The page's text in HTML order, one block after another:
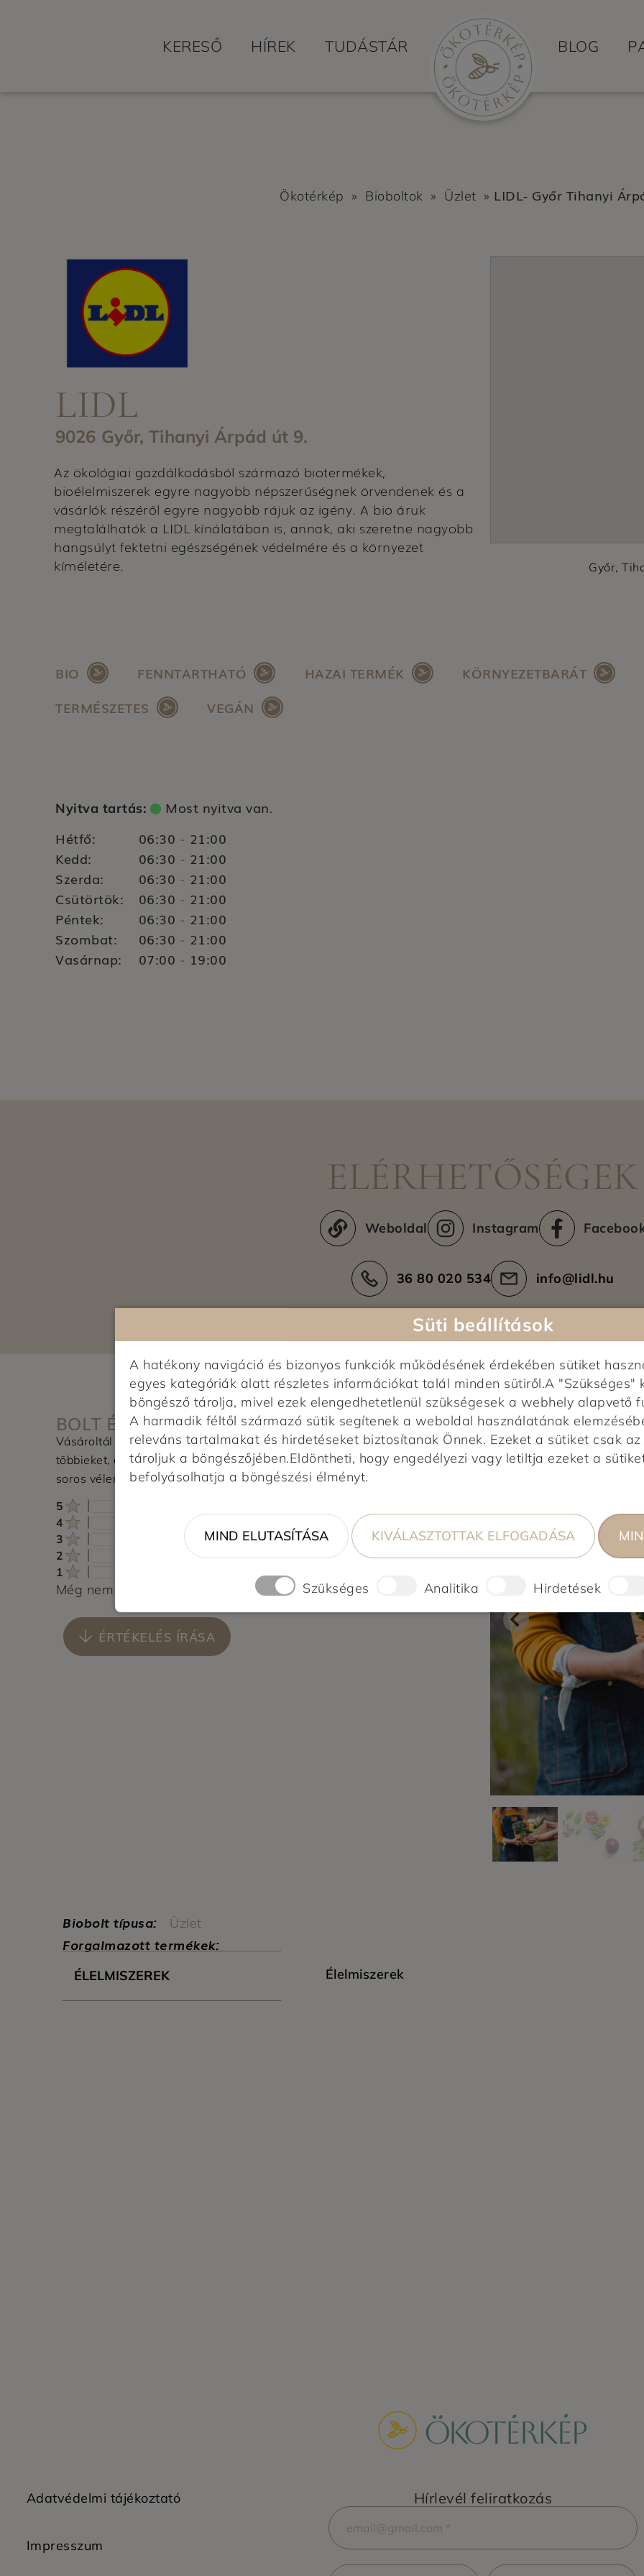
KERESŐ HÍREK TUDÁSTÁR BLOG
Ökotérkép » Bioboltok » Üzlet » LIDL- Győr Tihanyi
LIDL
9026 Győr, Tihanyi Árpád út 9.
Az ökológiai gazdálkodásból származó biotermékek,
bioélelmiszerek egyre nagyobb népszerűségnek örvendenek és a
vásárlók részéről egyre nagyobb rájuk az igény. A bio áruk
megtalálhatók a LIDL kínálatában is, annak, aki szeretne nagyobb
hangsúlyt fektetni egészségének védelmére és a környezet
kíméletére.
Győr,
BIO FENNTARTHATÓ HAZAI TERMÉK
KÖRNYEZETBARÁT
TERMÉSZETES
VEGÁN
Nyitva tartás: Most nyitva van.
Hétfő: 06:30 - 21:00
Kedd:
06:30 - 21:00
Szerda:
06:30 - 21:00
Csütörtök:
06:30 - 21:00
Péntek:
06:30 - 21:00
Szombat:
06:30 - 21:00
Vasárnap:
07:00 - 19:00
ELÉRHETŐSÉGEK
Weboldal Instagram
36 80 020 534 info@lidl.hu
BOLT ÉRTÉKELÉSE
Vásároltál az üzletben? Segítsd a
többieket, értékeld a boltot és írj pár
soros véleményt.
0,0
0 vélemény alapján
5
4
3
0%
2
0%
1
Még nem érkezett értékelés. Légy Te az első!
ÉRTÉKELÉS ÍRÁSA
Képek feltöltés alatt...
Biobolt típusa: Üzlet
Forgalmazott termékek:
ÉLELMISZEREK Élelmiszerek
Adatvédelmi tájékoztató
Impresszum
Hírlevél feliratkozás
Süti beállítások
A hatékony navigáció és bizonyos funkciók működésének érdekében sütiket
egyes kategóriák alatt részletes információkat talál minden sütiről.A
böngésző tárolja, mivel ezek elengedhetetlenül szükségesek a webhely alapvető
A harmadik féltől származó sütik segítenek a weboldal használatának
releváns tartalmakat és hirdetéseket biztosítanak Önnek. Ezeket a sütiket csak
tároljuk a böngészőjében.Eldöntheti, hogy engedélyezi vagy letiltja ezeket a
befolyásolhatja a böngészési élményt.
MIND ELUTASÍTÁSA KIVÁLASZTOTTAK ELFOGADÁSA
Szükséges Analitika Hirdetések